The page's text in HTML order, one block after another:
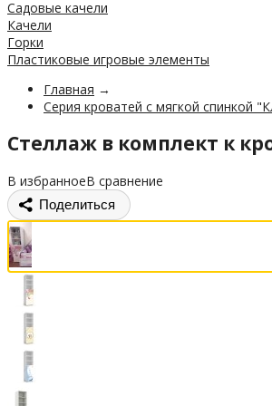
Садовые качели
Качели
Горки
Пластиковые игровые элементы
Главная →
Серия кроватей с мягкой спинкой
Стеллаж в комплект к
В избранноеВ сравнение
Поделиться